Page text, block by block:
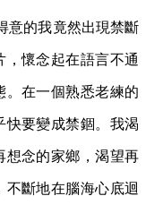
意的我竟然出現禁斷
懷念起在語言不通
。在一個熟悉老練的
快要變成禁錮。我渴
想念的家鄉，渴望再
不斷地在腦海心底迴